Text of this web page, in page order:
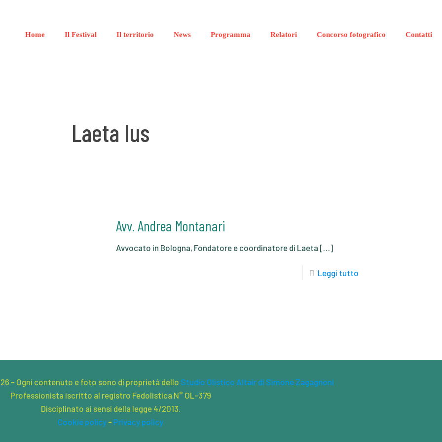
Home Il Festival Il territorio News Programma Relatori Concorso fotografico Contatti
Laeta Ius
Avv. Andrea Montanari
Avvocato in Bologna, Fondatore e coordinatore di Laeta […]
Leggi tutto
- Ogni contenuto e foto sono di proprietà dello Studio Olistico Altair di Simone Zagagnoni
Professionista iscritto al registro Fedolistica N° OL-379
Disciplinato ai sensi della legge 4/2013.
Cookie policy - Privacy policy